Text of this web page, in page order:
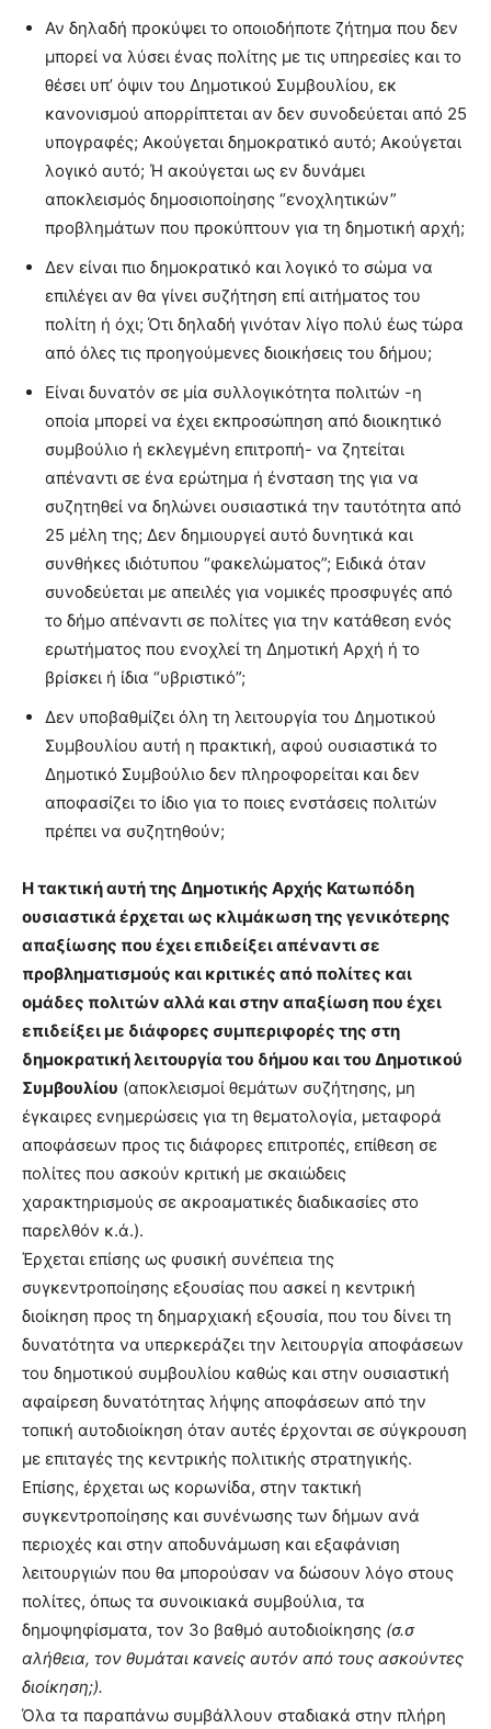
Αν δηλαδή προκύψει το οποιοδήποτε ζήτημα που δεν
μπορεί να λύσει ένας πολίτης με τις υπηρεσίες και το
θέσει υπ’ όψιν του Δημοτικού Συμβουλίου, εκ
κανονισμού απορρίπτεται αν δεν συνοδεύεται από 25
υπογραφές; Ακούγεται δημοκρατικό αυτό; Ακούγεται
λογικό αυτό; Ή ακούγεται ως εν δυνάμει
αποκλεισμός δημοσιοποίησης “ενοχλητικών”
προβλημάτων που προκύπτουν για τη δημοτική αρχή;
Δεν είναι πιο δημοκρατικό και λογικό το σώμα να
επιλέγει αν θα γίνει συζήτηση επί αιτήματος του
πολίτη ή όχι; Ότι δηλαδή γινόταν λίγο πολύ έως τώρα
από όλες τις προηγούμενες διοικήσεις του δήμου;
Είναι δυνατόν σε μία συλλογικότητα πολιτών -η
οποία μπορεί να έχει εκπροσώπηση από διοικητικό
συμβούλιο ή εκλεγμένη επιτροπή- να ζητείται
απέναντι σε ένα ερώτημα ή ένσταση της για να
συζητηθεί να δηλώνει ουσιαστικά την ταυτότητα από
25 μέλη της; Δεν δημιουργεί αυτό δυνητικά και
συνθήκες ιδιότυπου “φακελώματος”; Ειδικά όταν
συνοδεύεται με απειλές για νομικές προσφυγές από
το δήμο απέναντι σε πολίτες για την κατάθεση ενός
ερωτήματος που ενοχλεί τη Δημοτική Αρχή ή το
βρίσκει ή ίδια “υβριστικό”;
Δεν υποβαθμίζει όλη τη λειτουργία του Δημοτικού
Συμβουλίου αυτή η πρακτική, αφού ουσιαστικά το
Δημοτικό Συμβούλιο δεν πληροφορείται και δεν
αποφασίζει το ίδιο για το ποιες ενστάσεις πολιτών
πρέπει να συζητηθούν;
Η τακτική αυτή της Δημοτικής Αρχής Κατωπόδη
ουσιαστικά έρχεται ως κλιμάκωση της γενικότερης
απαξίωσης που έχει επιδείξει απέναντι σε
προβληματισμούς και κριτικές από πολίτες και
ομάδες πολιτών αλλά και στην απαξίωση που έχει
επιδείξει με διάφορες συμπεριφορές της στη
δημοκρατική λειτουργία του δήμου και του Δημοτικού
Συμβουλίου (αποκλεισμοί θεμάτων συζήτησης, μη
έγκαιρες ενημερώσεις για τη θεματολογία, μεταφορά
αποφάσεων προς τις διάφορες επιτροπές, επίθεση σε
πολίτες που ασκούν κριτική με σκαιώδεις
χαρακτηρισμούς σε ακροαματικές διαδικασίες στο
παρελθόν κ.ά.).
Έρχεται επίσης ως φυσική συνέπεια της
συγκεντροποίησης εξουσίας που ασκεί η κεντρική
διοίκηση προς τη δημαρχιακή εξουσία, που του δίνει τη
δυνατότητα να υπερκεράζει την λειτουργία αποφάσεων
του δημοτικού συμβουλίου καθώς και στην ουσιαστική
αφαίρεση δυνατότητας λήψης αποφάσεων από την
τοπική αυτοδιοίκηση όταν αυτές έρχονται σε σύγκρουση
με επιταγές της κεντρικής πολιτικής στρατηγικής.
Επίσης, έρχεται ως κορωνίδα, στην τακτική
συγκεντροποίησης και συνένωσης των δήμων ανά
περιοχές και στην αποδυνάμωση και εξαφάνιση
λειτουργιών που θα μπορούσαν να δώσουν λόγο στους
πολίτες, όπως τα συνοικιακά συμβούλια, τα
δημοψηφίσματα, τον 3ο βαθμό αυτοδιοίκησης (σ.σ
αλήθεια, τον θυμάται κανείς αυτόν από τους ασκούντες
διοίκηση;).
Όλα τα παραπάνω συμβάλλουν σταδιακά στην πλήρη